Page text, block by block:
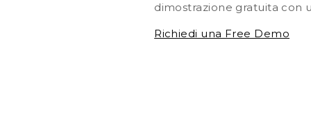
dimostrazione gratuita con
Richiedi una Free Demo